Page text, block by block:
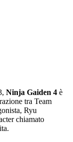
Ninja Gaiden 4 è
tra Team
Ryu
chiamato